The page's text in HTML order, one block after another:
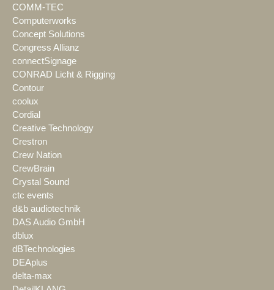
COMM-TEC
Computerworks
Concept Solutions
Congress Allianz
connectSignage
CONRAD Licht & Rigging
Contour
coolux
Cordial
Creative Technology
Crestron
Crew Nation
CrewBrain
Crystal Sound
ctc events
d&b audiotechnik
DAS Audio GmbH
dblux
dBTechnologies
DEAplus
delta-max